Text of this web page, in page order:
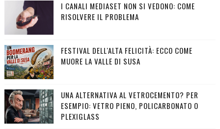
I CANALI MEDIASET NON SI VEDONO: COME
RISOLVERE IL PROBLEMA
FESTIVAL DELL'ALTA FELICITÀ: ECCO COME
MUORE LA VALLE DI SUSA
UNA ALTERNATIVA AL VETROCEMENTO? PER
ESEMPIO: VETRO PIENO, POLICARBONATO O
PLEXIGLASS